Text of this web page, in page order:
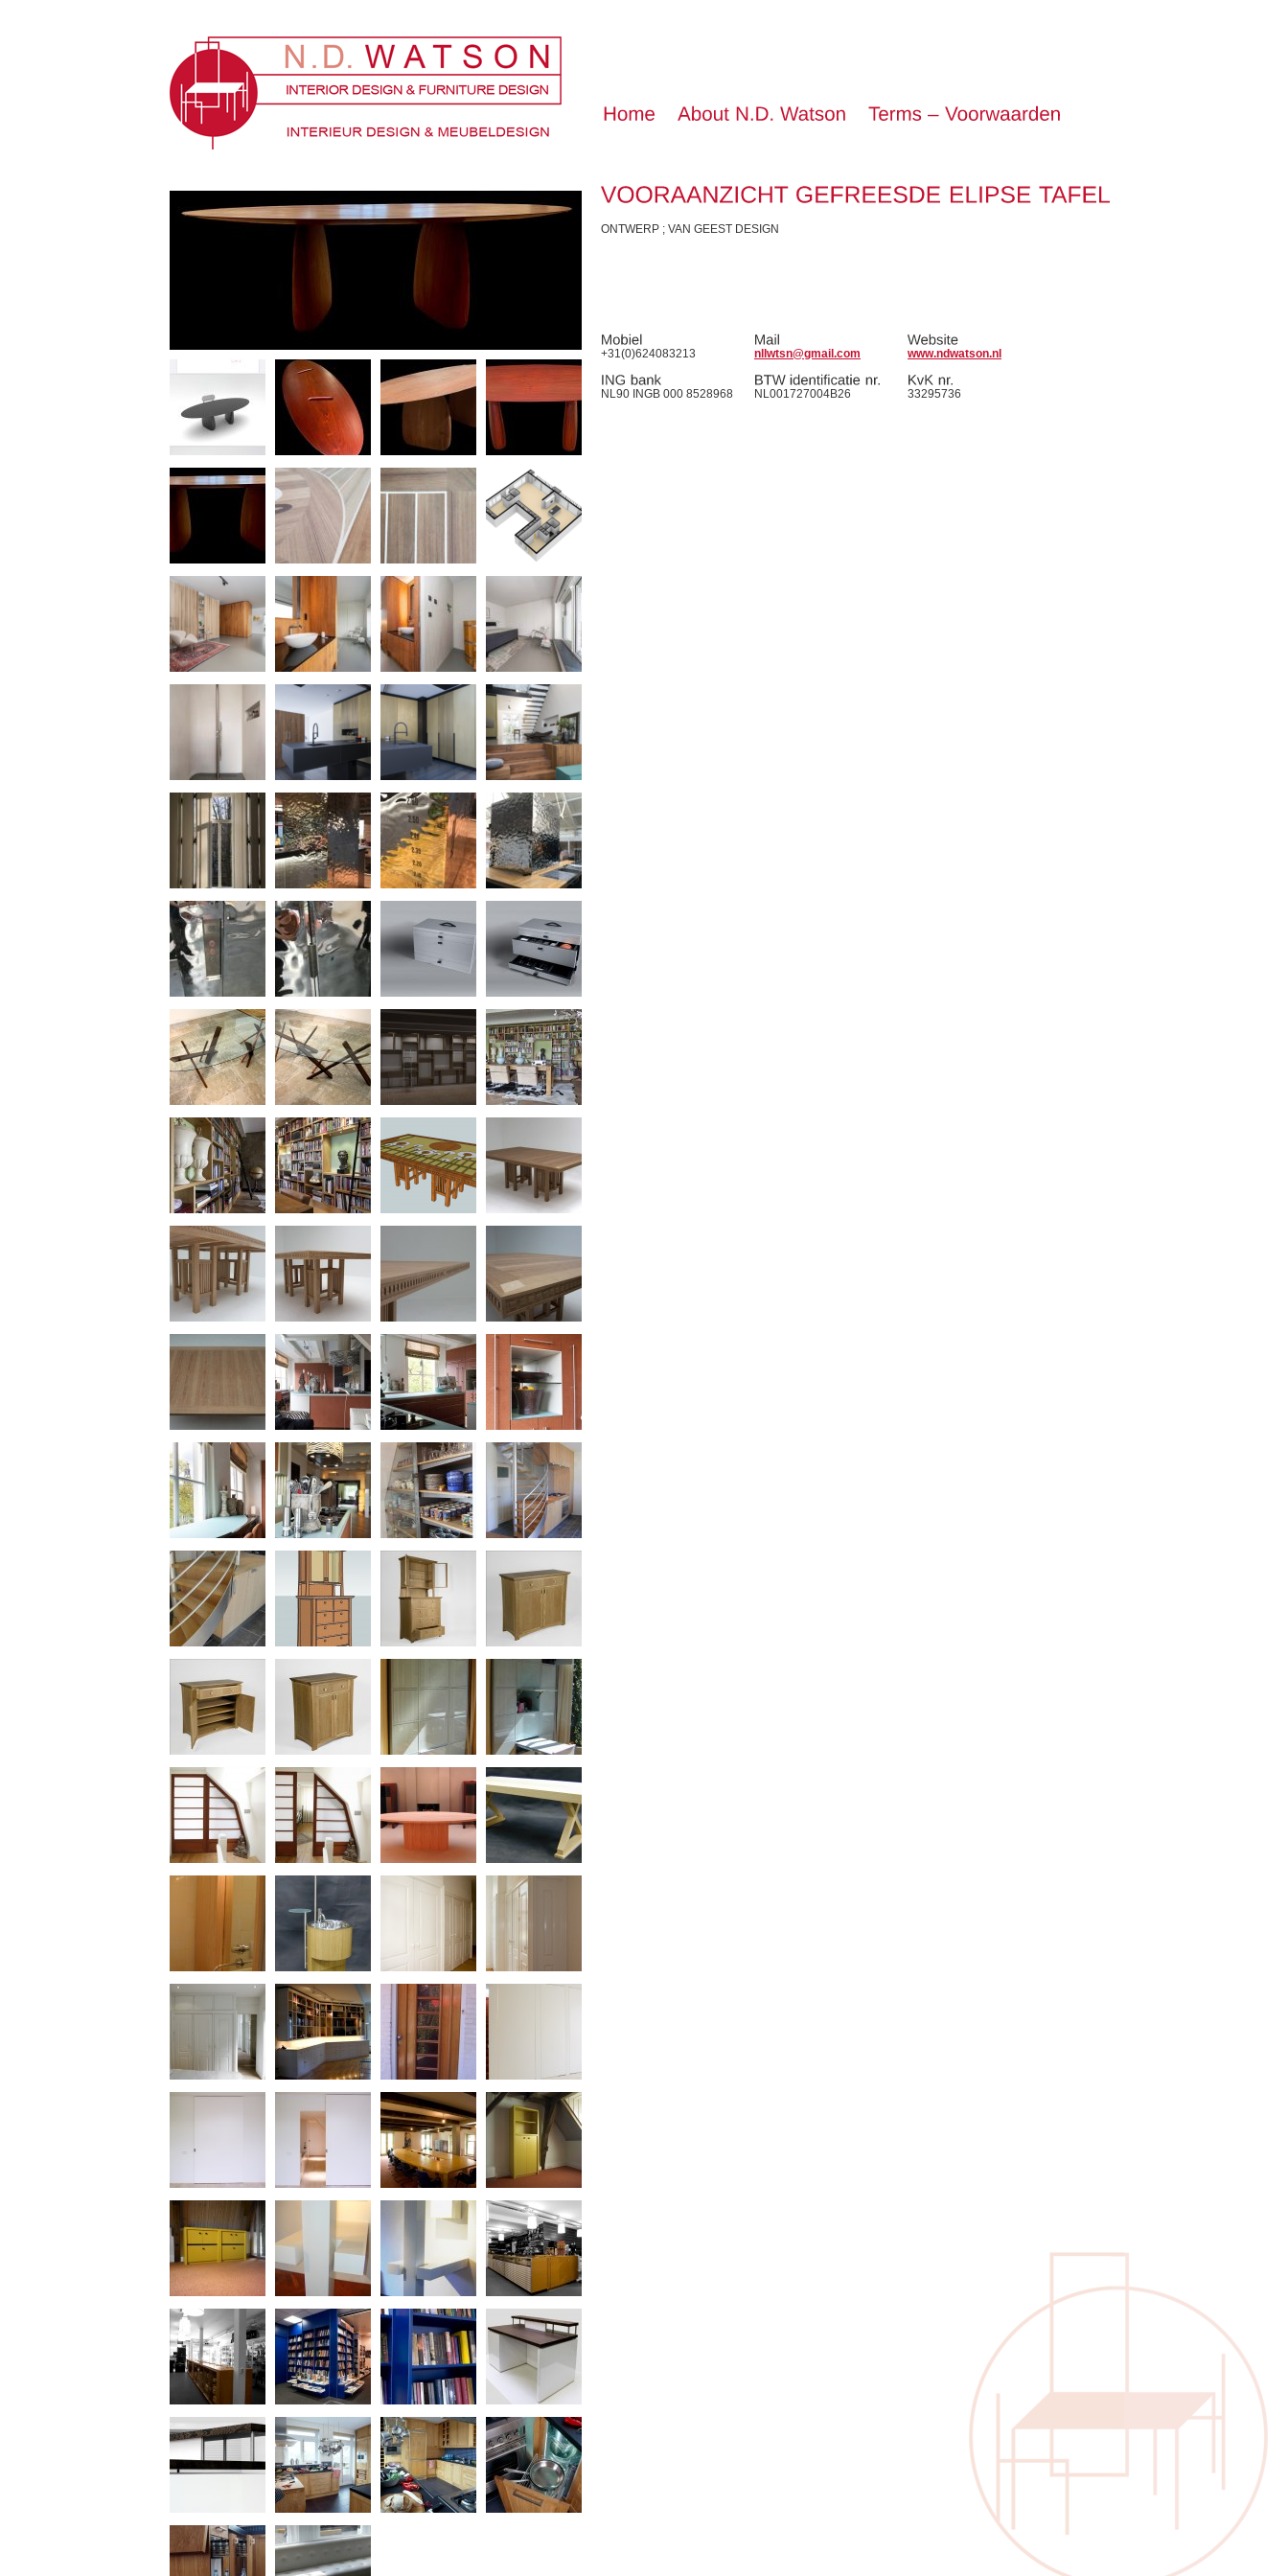
ONTWERP ; VAN GEEST DESIGN
+31(0)624083213
NL90 INGB 000 8528968
nllwtsn@gmail.com
NL001727004B26
www.ndwatson.nl
33295736